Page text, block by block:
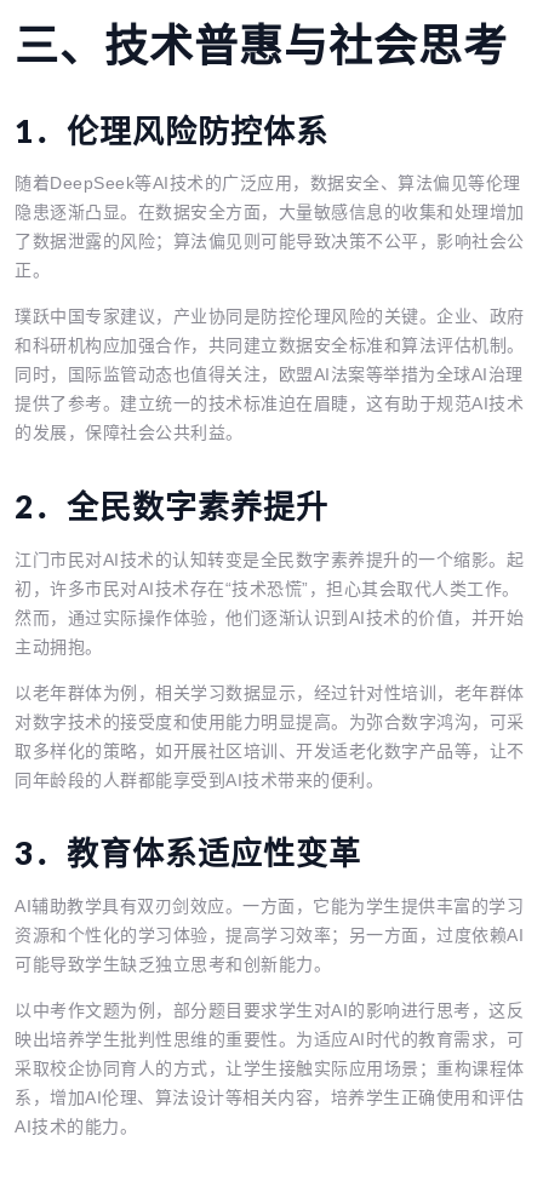
三、 技术普惠与社会思考
1． 伦理风险防控体系
随着DeepSeek等AI技术的广泛应用，数据安全、算法偏见等伦理
隐患逐渐凸显。在数据安全方面，大量敏感信息的收集和处理增加
了数据泄露的风险；算法偏见则可能导致决策不公平，影响社会公
正。
璞跃中国专家建议，产业协同是防控伦理风险的关键。企业、政府
和科研机构应加强合作，共同建立数据安全标准和算法评估机制。
同时，国际监管动态也值得关注，欧盟AI法案等举措为全球AI治理
提供了参考。建立统一的技术标准迫在眉睫，这有助于规范AI技术
的发展，保障社会公共利益。
2． 全民数字素养提升
江门市民对AI技术的认知转变是全民数字素养提升的一个缩影。起
初，许多市民对AI技术存在“技术恐慌”，担心其会取代人类工作。
然而，通过实际操作体验，他们逐渐认识到AI技术的价值，并开始
主动拥抱。
以老年群体为例，相关学习数据显示，经过针对性培训，老年群体
对数字技术的接受度和使用能力明显提高。为弥合数字鸿沟，可采
取多样化的策略，如开展社区培训、开发适老化数字产品等，让不
同年龄段的人群都能享受到AI技术带来的便利。
3． 教育体系适应性变革
AI辅助教学具有双刃剑效应。一方面，它能为学生提供丰富的学习
资源和个性化的学习体验，提高学习效率；另一方面，过度依赖AI
可能导致学生缺乏独立思考和创新能力。
以中考作文题为例，部分题目要求学生对AI的影响进行思考，这反
映出培养学生批判性思维的重要性。为适应AI时代的教育需求，可
采取校企协同育人的方式，让学生接触实际应用场景；重构课程体
系，增加AI伦理、算法设计等相关内容，培养学生正确使用和评估
AI技术的能力。